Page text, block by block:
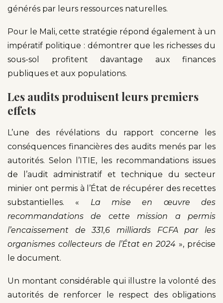
générés par leurs ressources naturelles.
Pour le Mali, cette stratégie répond également à un
impératif politique : démontrer que les richesses du
sous-sol profitent davantage aux finances
publiques et aux populations.
Les audits produisent leurs premiers
effets
L’une des révélations du rapport concerne les
conséquences financières des audits menés par les
autorités. Selon l’ITIE, les recommandations issues
de l’audit administratif et technique du secteur
minier ont permis à l’État de récupérer des recettes
substantielles. « La mise en œuvre des
recommandations de cette mission a permis
l’encaissement de 331,6 milliards FCFA par les
organismes collecteurs de l’État en 2024 », précise
le document.
Un montant considérable qui illustre la volonté des
autorités de renforcer le respect des obligations